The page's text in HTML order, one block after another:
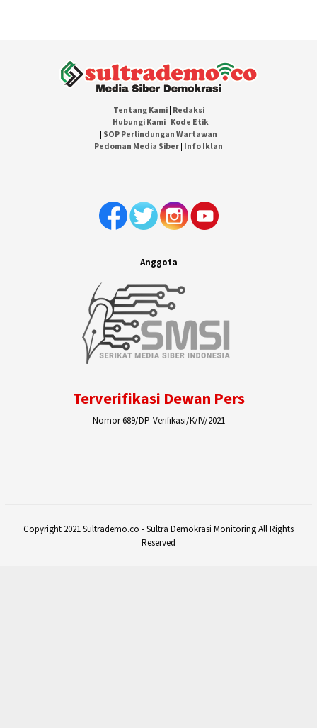
Tentang Kami| Redaksi
| Hubungi Kami| Kode Etik
| SOP Perlindungan Wartawan
Pedoman Media Siber | Info Iklan
Anggota
Terverifikasi Dewan Pers
Nomor 689/DP-Verifikasi/K/IV/2021
Copyright 2021 Sultrademo.co - Sultra Demokrasi Monitoring All Rights
Reserved